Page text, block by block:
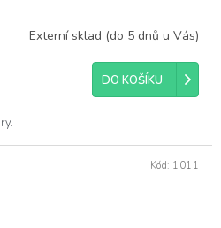
R
M
Externí sklad (do 5 dnů u Vás)
DO KOŠÍKU
Kód: 1011